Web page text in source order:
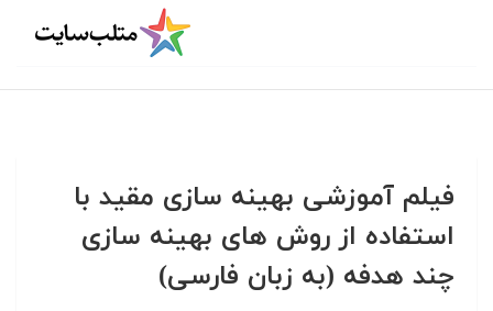
فیلم آموزشی بهینه سازی مقید با
استفاده از روش های بهینه سازی
چند هدفه (به زبان فارسی)